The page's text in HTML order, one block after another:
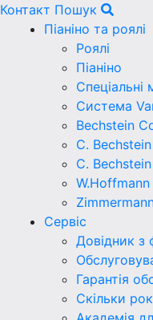
Контакт Пошук
Піаніно та роялі
Роялі
Піаніно
Спеціальні
Система
Bechstein
C.
C.
W.Hoffmann
Сервіс
Довідник з
Гарантія
Скільки